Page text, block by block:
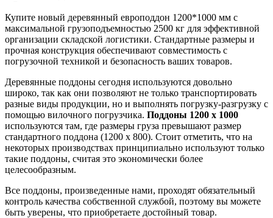
Купите новый деревянный европоддон 1200*1000 мм с
максимальной грузоподъемностью 2500 кг для эффективной
организации складской логистики. Стандартные размеры и
прочная конструкция обеспечивают совместимость с
погрузочной техникой и безопасность ваших товаров.
Деревянные поддоны сегодня используются довольно
широко, так как они позволяют не только транспортировать
разные виды продукции, но и выполнять погрузку-разгрузку с
помощью вилочного погрузчика. Поддоны 1200 х 1000
используются там, где размеры груза превышают размер
стандартного поддона (1200 х 800). Стоит отметить, что на
некоторых производствах принципиально используют только
такие поддоны, считая это экономически более
целесообразным.
Все поддоны, произведенные нами, проходят обязательный
контроль качества собственной службой, поэтому вы можете
быть уверены, что приобретаете достойный товар.